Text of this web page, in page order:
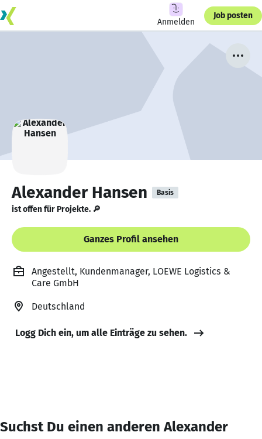
Anmelden
Job posten
Alexander Hansen Basis
ist offen für Projekte. 🔎
Ganzes Profil ansehen
Angestellt, Kundenmanager, LOEWE Logistics &
Care GmbH
Deutschland
Logg Dich ein, um alle Einträge zu sehen.
Suchst Du einen anderen Alexander